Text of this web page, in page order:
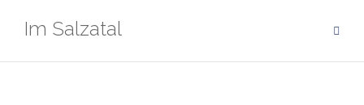
InhaltIm Salzatal